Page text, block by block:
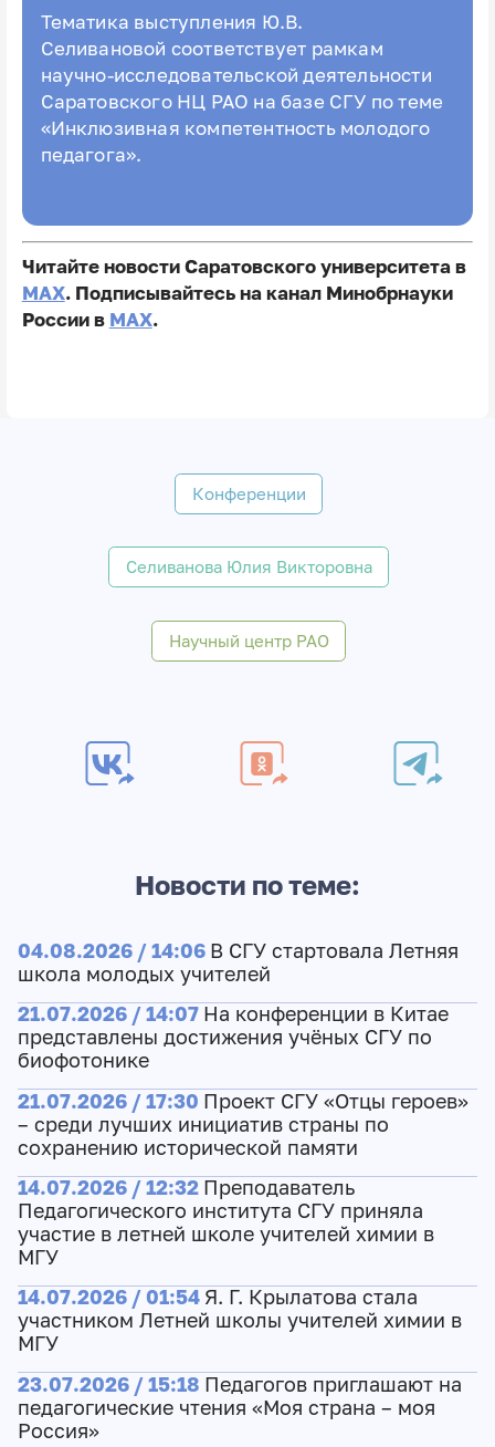
Тематика выступления Ю.В.
Селивановой соответствует рамкам
научно-исследовательской деятельности
Саратовского НЦ РАО на базе СГУ по теме
«Инклюзивная компетентность молодого
педагога».
Читайте новости Саратовского университета в
MAX. Подписывайтесь на канал Минобрнауки
России в MAX.
Конференции
Селиванова Юлия Викторовна
Научный центр РАО
Новости по теме:
04.08.2026 / 14:06 В СГУ стартовала Летняя
школа молодых учителей
21.07.2026 / 14:07 На конференции в Китае
представлены достижения учёных СГУ по
биофотонике
21.07.2026 / 17:30 Проект СГУ «Отцы героев»
– среди лучших инициатив страны по
сохранению исторической памяти
14.07.2026 / 12:32 Преподаватель
Педагогического института СГУ приняла
участие в летней школе учителей химии в
МГУ
14.07.2026 / 01:54 Я. Г. Крылатова стала
участником Летней школы учителей химии в
МГУ
23.07.2026 / 15:18 Педагогов приглашают на
педагогические чтения «Моя страна – моя
Россия»